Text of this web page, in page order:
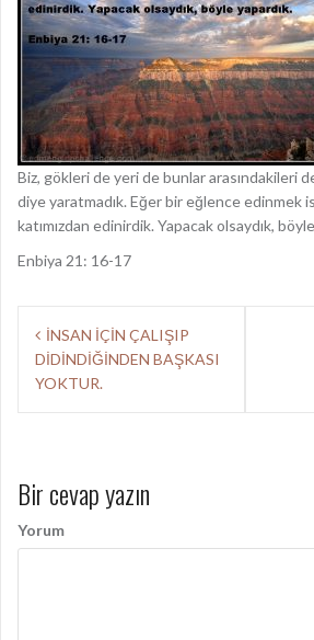
Biz, gökleri de yeri de bunlar arasındakileri
diye yaratmadık. Eğer bir eğlence edinmek
katımızdan edinirdik. Yapacak olsaydık,
Enbiya 21: 16-17
d
o
l
İNSAN İÇİN ÇALIŞIP
DİDİNDİĞİNDEN BAŞKASI
YOKTUR.
Bir cevap yazın
Yorum